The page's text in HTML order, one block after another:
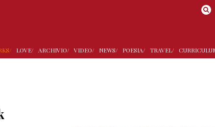
LOVE/ ARCHIVIO/ VIDEO/ NEWS/ POESIA/ TRAVEL/